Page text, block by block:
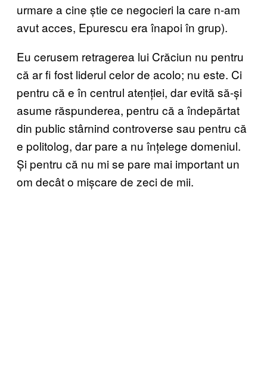
urmare a cine știe ce negocieri la care n-am
avut acces, Epurescu era înapoi în grup).
Eu cerusem retragerea lui Crăciun nu pentru
că ar fi fost liderul celor de acolo; nu este. Ci
pentru că e în centrul atenției, dar evită să-și
asume răspunderea, pentru că a îndepărtat
din public stârnind controverse sau pentru că
e politolog, dar pare a nu înțelege domeniul.
Și pentru că nu mi se pare mai important un
om decât o mișcare de zeci de mii.